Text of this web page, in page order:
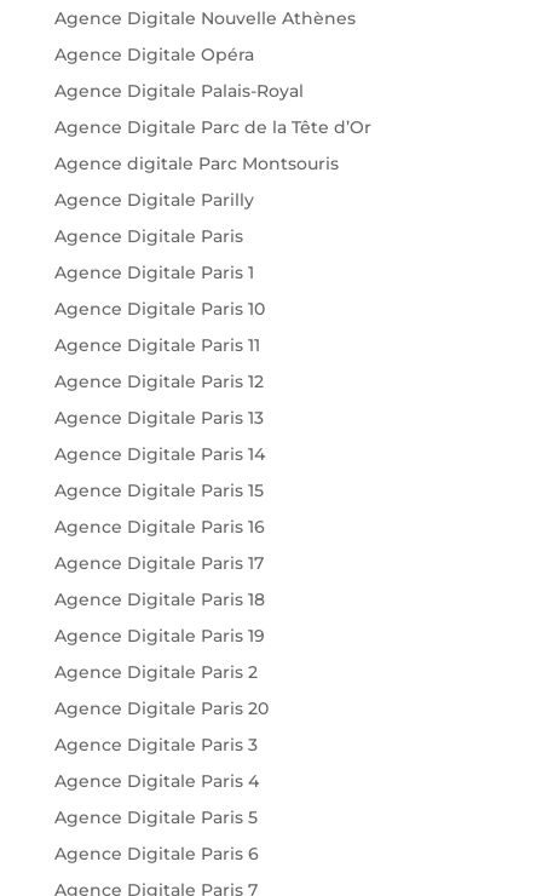
Agence Digitale Nouvelle Athènes
Agence Digitale Opéra
Agence Digitale Palais-Royal
Agence Digitale Parc de la Tête d’Or
Agence digitale Parc Montsouris
Agence Digitale Parilly
Agence Digitale Paris
Agence Digitale Paris 1
Agence Digitale Paris 10
Agence Digitale Paris 11
Agence Digitale Paris 12
Agence Digitale Paris 13
Agence Digitale Paris 14
Agence Digitale Paris 15
Agence Digitale Paris 16
Agence Digitale Paris 17
Agence Digitale Paris 18
Agence Digitale Paris 19
Agence Digitale Paris 2
Agence Digitale Paris 20
Agence Digitale Paris 3
Agence Digitale Paris 4
Agence Digitale Paris 5
Agence Digitale Paris 6
Agence Digitale Paris 7